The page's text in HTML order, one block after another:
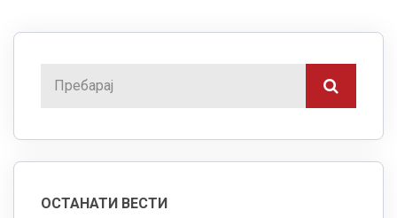
ОСТАНАТИ ВЕСТИ